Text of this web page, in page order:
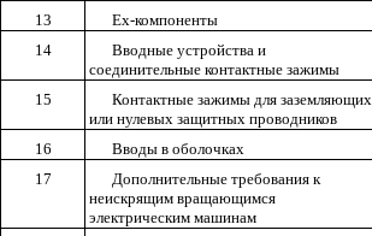
13 Ех-компоненты
14
Вводные устройства и
соединительные контактные зажимы
15
Контактные зажимы для заземляющих
или нулевых защитных проводников
16 Вводы в оболочках
17
Дополнительные требования к
неискрящим вращающимся
электрическим машинам